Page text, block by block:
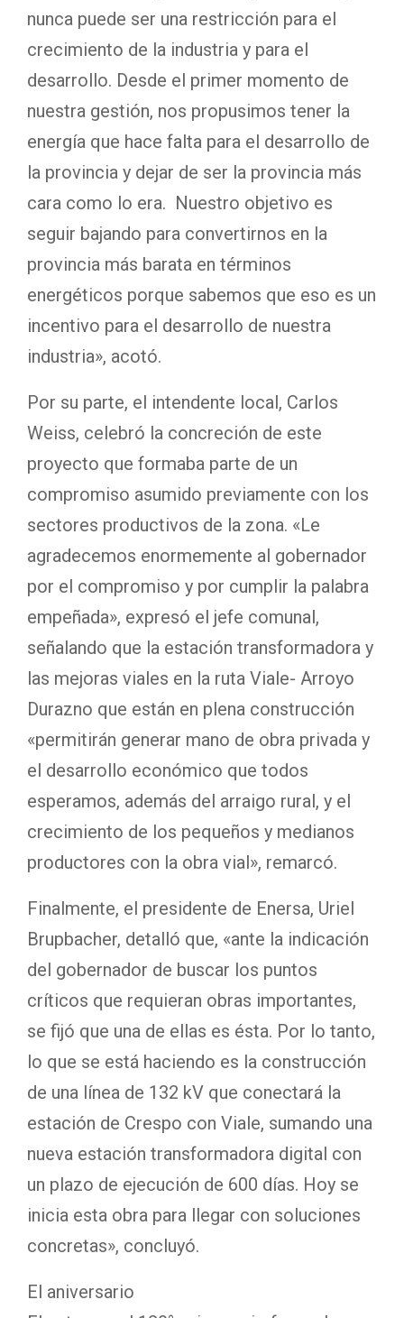
nunca puede ser una restricción para el
crecimiento de la industria y para el
desarrollo. Desde el primer momento de
nuestra gestión, nos propusimos tener la
energía que hace falta para el desarrollo de
la provincia y dejar de ser la provincia más
cara como lo era. Nuestro objetivo es
seguir bajando para convertirnos en la
provincia más barata en términos
energéticos porque sabemos que eso es un
incentivo para el desarrollo de nuestra
industria», acotó.
Por su parte, el intendente local, Carlos
Weiss, celebró la concreción de este
proyecto que formaba parte de un
compromiso asumido previamente con los
sectores productivos de la zona. «Le
agradecemos enormemente al gobernador
por el compromiso y por cumplir la palabra
empeñada», expresó el jefe comunal,
señalando que la estación transformadora y
las mejoras viales en la ruta Viale- Arroyo
Durazno que están en plena construcción
«permitirán generar mano de obra privada y
el desarrollo económico que todos
esperamos, además del arraigo rural, y el
crecimiento de los pequeños y medianos
productores con la obra vial», remarcó.
Finalmente, el presidente de Enersa, Uriel
Brupbacher, detalló que, «ante la indicación
del gobernador de buscar los puntos
críticos que requieran obras importantes,
se fijó que una de ellas es ésta. Por lo tanto,
lo que se está haciendo es la construcción
de una línea de 132 kV que conectará la
estación de Crespo con Viale, sumando una
nueva estación transformadora digital con
un plazo de ejecución de 600 días. Hoy se
inicia esta obra para llegar con soluciones
concretas», concluyó.
El aniversario